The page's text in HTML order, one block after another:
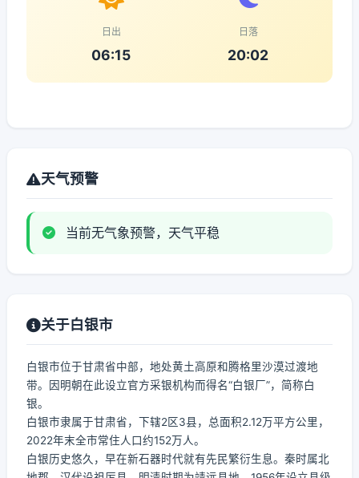
日出
06:15
日落
20:02
天气预警
当前无气象预警，天气平稳
关于白银市
白银市位于甘肃省中部，地处黄土高原和腾格里沙漠过渡地
带。因明朝在此设立官方采银机构而得名“白银厂”，简称白
银。
白银市隶属于甘肃省，下辖2区3县，总面积2.12万平方公里，
2022年末全市常住人口约152万人。
白银历史悠久，早在新石器时代就有先民繁衍生息。秦时属北